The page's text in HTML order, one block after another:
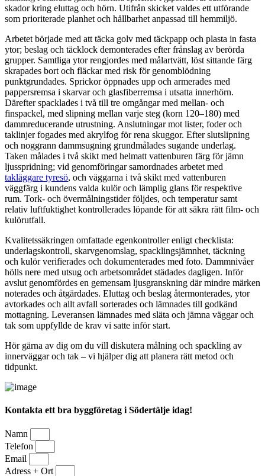
skador kring eluttag och hörn. Utifrån skicket valdes ett utförande
som prioriterade planhet och hållbarhet anpassad till hemmiljö.
Arbetet började med att täcka golv med täckpapp och plasta in fasta
ytor; beslag och täcklock demonterades efter frånslag av berörda
grupper. Samtliga ytor rengjordes med målartvätt, löst sittande färg
skrapades bort och fläckar med risk för genomblödning
punktgrundades. Sprickor öppnades upp och armerades med
pappersremsa i skarvar och glasfiberremsa i utsatta innerhörn.
Därefter spacklades i två till tre omgångar med mellan- och
finspackel, med slipning mellan varje steg (korn 120–180) med
dammreducerande utrustning. Anslutningar mot lister, foder och
taklinjer fogades med akrylfog för rena skuggor. Efter slutslipning
och noggrann dammsugning grundmålades sugande underlag.
Taken målades i två skikt med helmatt vattenburen färg för jämn
ljusspridning; vid genomföringar samordnades arbetet med
takläggare tyresö, och väggarna i två skikt med vattenburen
väggfärg i kundens valda kulör och lämplig glans för respektive
rum. Tork- och övermålningstider följdes, och temperatur samt
relativ luftfuktighet kontrollerades löpande för att säkra rätt film- och
kulörutfall.
Kvalitetssäkringen omfattade egenkontroller enligt checklista:
underlagskontroll, skarvgenomslag, spacklingsjämnhet, täckning
och kulör verifierades och dokumenterades med foto. Dammnivåer
hölls nere med utsug och arbetsområdet städades dagligen. Inför
avslut genomfördes en gemensam ljusgranskning där mindre märken
noterades och åtgärdades. Eluttag och beslag återmonterades, ytor
avtorkades och allt avfall sorterades och lämnades till godkänd
mottagning. Leveransen lämnades med släta och jämna väggar och
tak som uppfyllde de krav vi satte inför start.
Hör gärna av dig om du vill diskutera målning och spackling av
innerväggar och tak – vi hjälper dig att planera rätt metod och
tidpunkt.
Kontakta ett bra byggföretag i Södertälje idag!
Namn
Telefon
Email
Adress + Ort